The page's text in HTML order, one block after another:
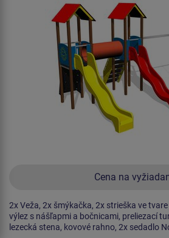
Cena na
2x Veža, 2x šmýkačka, 2x strieška ve tvare
výlez s nášľapmi a bočnicami, preliezací
lezecká stena, kovové rahno, 2x sedadlo